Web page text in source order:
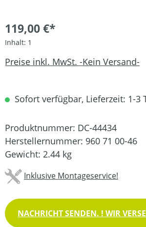
119,00 €*
Inhalt: 1
Preise inkl. MwSt. -Kein Versand-
Sofort verfügbar, Lieferzeit: 1-3
Produktnummer: DC-44434
Herstellernummer: 960 71 00-46
Gewicht: 2.44 kg
Inklusive Montageservice!